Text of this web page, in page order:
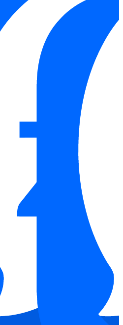
máy giặt Malloca MWM-C1903E
từ thép không gỉ với kết cấu kim
bóng mà còn giúp làm sạch
nước hình kim cương trên lồng
nhàng, bảo vệ sợi vải không bị
còn được trang bị công
vận hành êm ái, bền bỉ và tiết
các dòng máy giặt thông